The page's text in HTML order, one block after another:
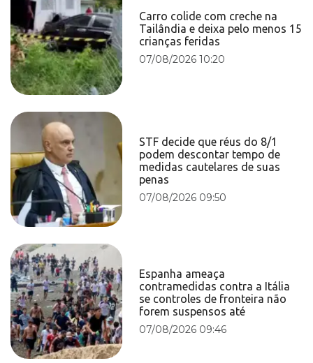
Carro colide com creche na
Tailândia e deixa pelo menos 15
crianças feridas
07/08/2026 10:20
STF decide que réus do 8/1
podem descontar tempo de
medidas cautelares de suas
penas
07/08/2026 09:50
Espanha ameaça
contramedidas contra a Itália
se controles de fronteira não
forem suspensos até
07/08/2026 09:46